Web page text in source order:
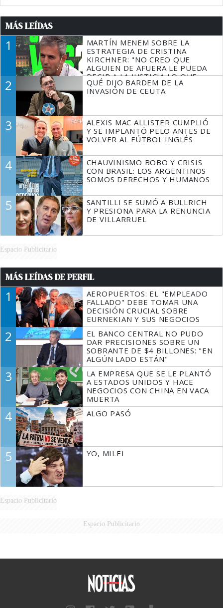
MÁS LEÍDAS
1
MARTÍN MENEM SOBRE LA
ESTRATEGIA DE CRISTINA
KIRCHNER: "NO CREO QUE
ALGUIEN DE AFUERA LE PUEDA
DECIR A LA JUSTICIA LO QUE
TIENE QUE HACER"
2
QUÉ DIJO BARDEM DE LA
INVASIÓN DE CEUTA
3
ALEXIS MAC ALLISTER CUMPLIÓ
Y SE IMPLANTÓ PELO ANTES DE
VOLVER AL FÚTBOL INGLÉS
4
CHAUVINISMO BOBO Y CRISIS
CON BRASIL: LOS ARGENTINOS
SOMOS DERECHOS Y HUMANOS
5
SANTILLI SE SUMÓ A BULLRICH
Y PRESIONA PARA LA RENUNCIA
DE VILLARRUEL
Espacio Publicitario
MÁS LEÍDAS DE PERFIL
1
AEROPUERTOS: EL "EMPLEADO
FALLADO" DEBE TOMAR UNA
DECISIÓN CRUCIAL SOBRE
EURNEKIAN Y SUS NEGOCIOS
2
EL BANCO CENTRAL NO PUDO
DAR PRECISIONES SOBRE UN
SOBRANTE DE $4 BILLONES: "EN
ALGÚN LADO ESTÁN"
3
LA EMPRESA QUE SE LE PLANTÓ
A ESTADOS UNIDOS Y HACE
NEGOCIOS CON CHINA EN VACA
MUERTA
4 ALGO PASÓ
5 YO, MILEI
Espacio Publicitario
Espacio Publicitario